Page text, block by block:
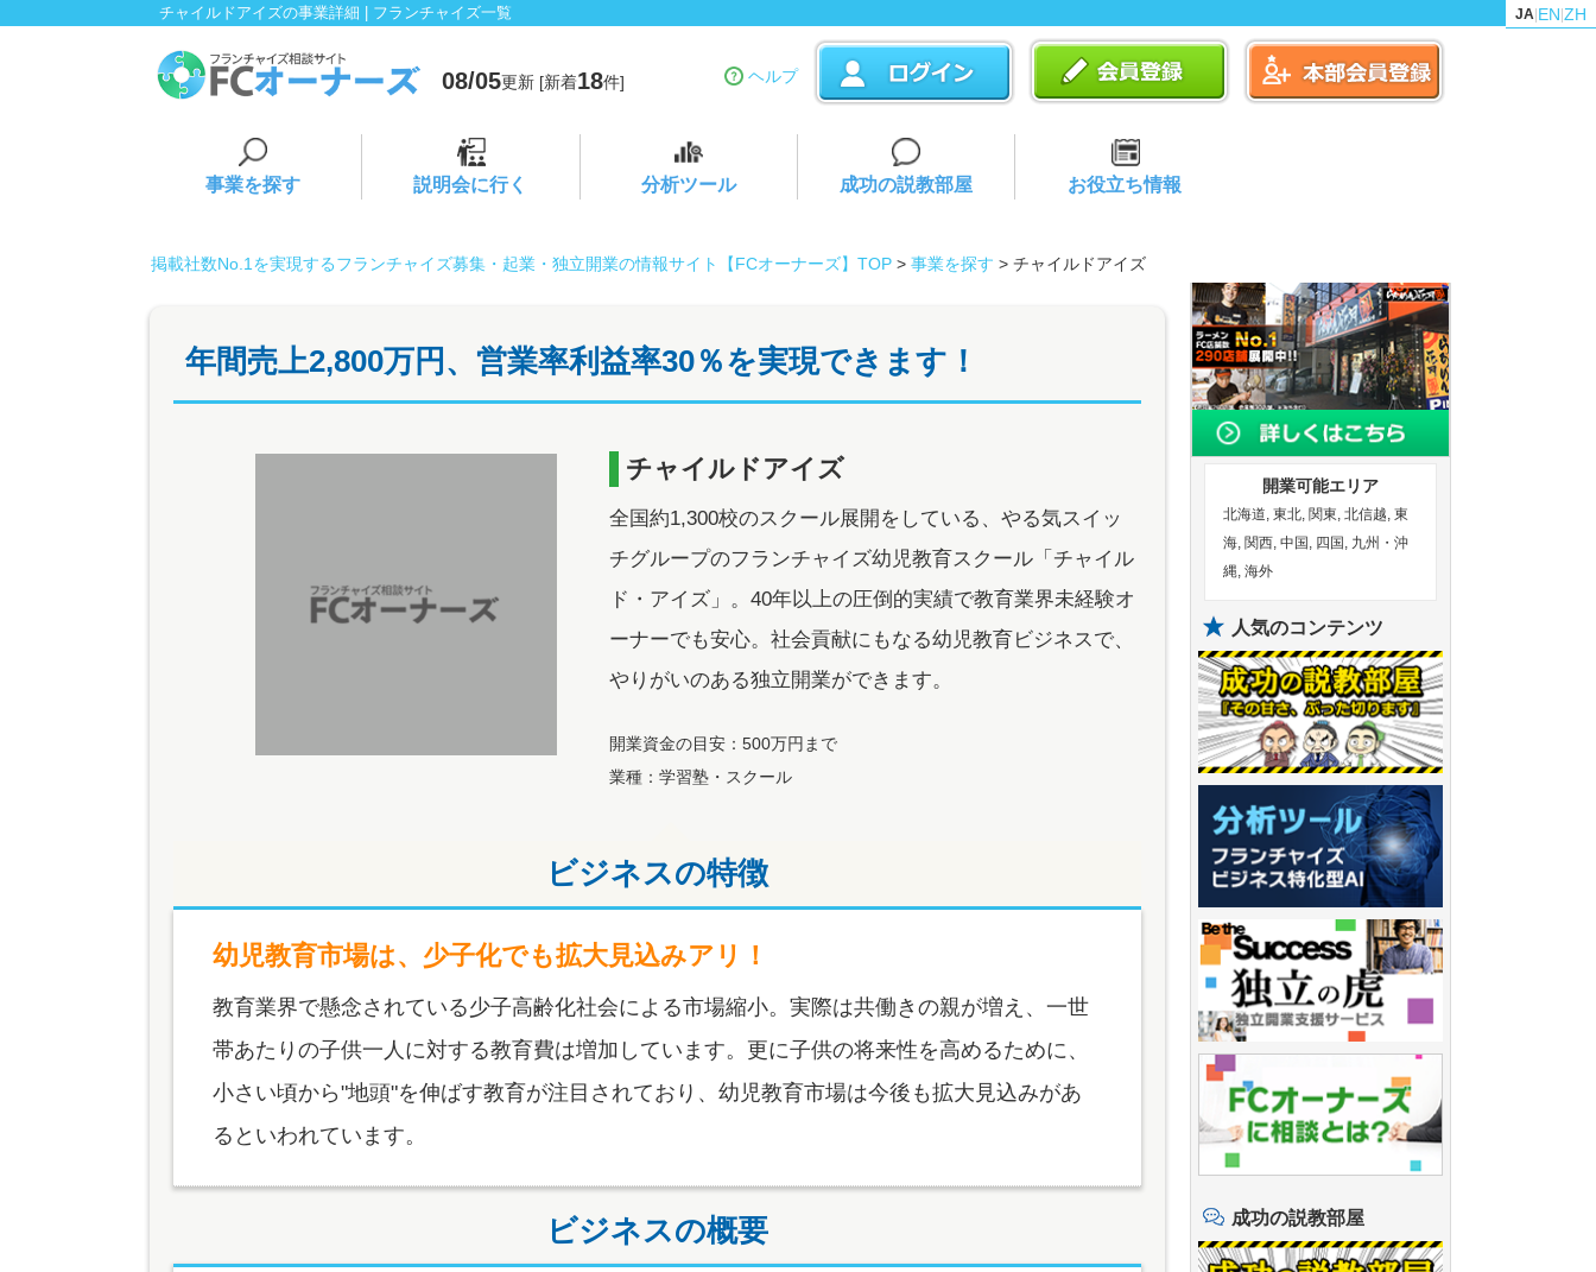
チャイルドアイズの事業詳細 | フランチャイズ一覧
08/05更新 [新着18件] ヘルプ
JA|EN|ZH
事業を探す 説明会に行く 分析ツール 成功の説教部屋 お役立ち情報
開業可能エリア
北海道, 東北, 関東, 北信越, 東
海, 関西, 中国, 四国, 九州・沖
縄, 海外
人気のコンテンツ
成功の説教部屋
掲載社数No.1を実現するフランチャイズ募集・起業・独立開業の情報サイト【FCオーナーズ】TOP > 事業を探す > チャイルドアイズ
年間売上2,800万円、営業率利益率30％を実現できます！
チャイルドアイズ
全国約1,300校のスクール展開をしている、やる気スイッ
チグループのフランチャイズ幼児教育スクール「チャイル
ド・アイズ」。40年以上の圧倒的実績で教育業界未経験オ
ーナーでも安心。社会貢献にもなる幼児教育ビジネスで、
やりがいのある独立開業ができます。
開業資金の目安：500万円まで
業種：学習塾・スクール
ビジネスの特徴
幼児教育市場は、少子化でも拡大見込みアリ！
教育業界で懸念されている少子高齢化社会による市場縮小。実際は共働きの親が増え、一世
帯あたりの子供一人に対する教育費は増加しています。更に子供の将来性を高めるために、
小さい頃から"地頭"を伸ばす教育が注目されており、幼児教育市場は今後も拡大見込みがあ
るといわれています。
ビジネスの概要